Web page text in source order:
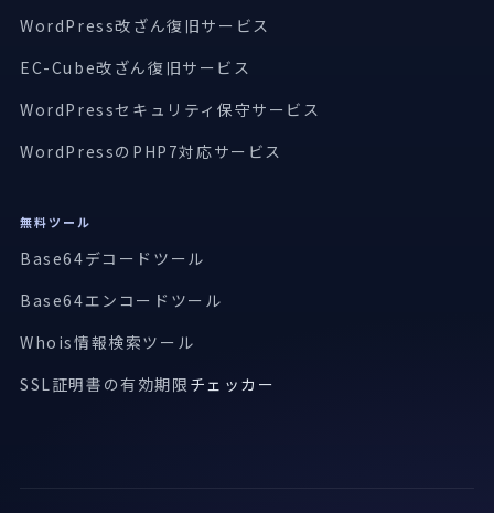
WordPress改ざん復旧サービス
EC-Cube改ざん復旧サービス
WordPressセキュリティ保守サービス
WordPressのPHP7対応サービス
無料ツール
Base64デコードツール
Base64エンコードツール
Whois情報検索ツール
SSL証明書の有効期限 チェッカー